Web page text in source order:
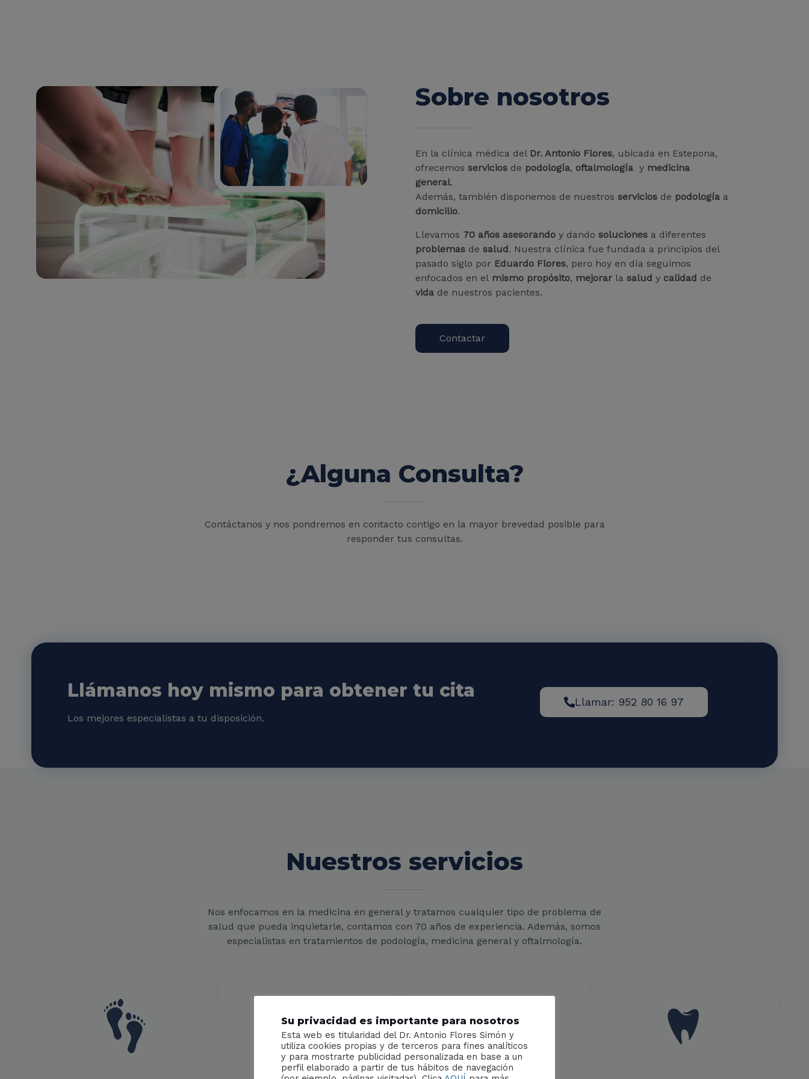
Sobre nosotros
En la clínica médica del Dr. Antonio Flores, ubicada en Estepona,
ofrecemos servicios de podología, oftalmología y medicina
general.
Además, también disponemos de nuestros servicios de podología a
domicilio.
Llevamos 70 años asesorando y dando soluciones a diferentes
problemas de salud. Nuestra clínica fue fundada a principios del
pasado siglo por Eduardo Flores, pero hoy en día seguimos
enfocados en el mismo propósito, mejorar la salud y calidad de
vida de nuestros pacientes.
Contactar
¿Alguna Consulta?
Contáctanos y nos pondremos en contacto contigo en la mayor brevedad posible para
responder tus consultas.
Llámanos hoy mismo para obtener tu cita
Los mejores especialistas a tu disposición.
Llamar: 952 80 16 97
Nuestros servicios
Nos enfocamos en la medicina en general y tratamos cualquier tipo de problema de
salud que pueda inquietarle, contamos con 70 años de experiencia. Además, somos
especialistas en tratamientos de podología, medicina general y oftalmología.
Su privacidad es importante para nosotros
Esta web es titularidad del Dr. Antonio Flores Simón y
utiliza cookies propias y de terceros para fines analíticos
y para mostrarte publicidad personalizada en base a un
perfil elaborado a partir de tus hábitos de navegación